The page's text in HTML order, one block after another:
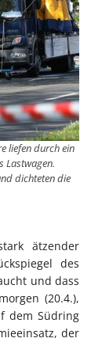
liefen durch ein
Lastwagen.
dichteten die
ätzender
des
und dass
(20.4.),
dem Südring
der